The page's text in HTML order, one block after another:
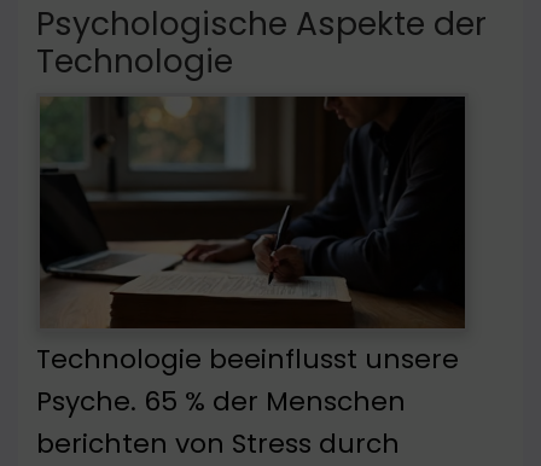
Psychologische Aspekte der
Technologie
Technologie beeinflusst unsere
Psyche. 65 % der Menschen
berichten von Stress durch